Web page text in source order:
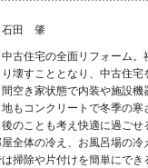
石田 肇
中古住宅の全面リフォーム。
り壊すこととなり、中古住
間空き家状態で内装や施設
地もコンクリートで冬季の
後のことも考え快適に過ごせ
全体の冷え、お風呂場の冷
掃除や片付けを簡単にで